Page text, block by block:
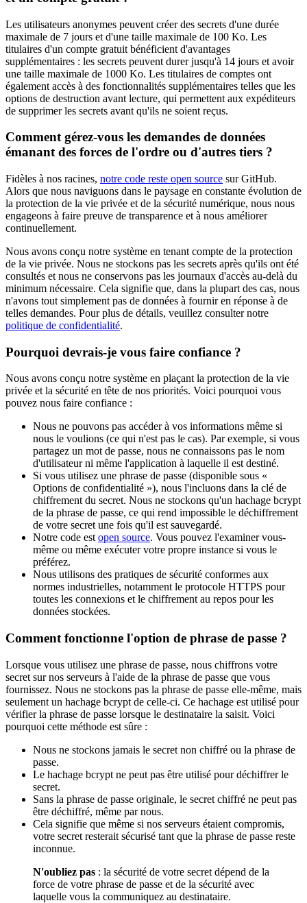
Les utilisateurs anonymes peuvent créer des secrets d'une durée
maximale de 7 jours et d'une taille maximale de 100 Ko. Les
titulaires d'un compte gratuit bénéficient d'avantages
supplémentaires : les secrets peuvent durer jusqu'à 14 jours et avoir
une taille maximale de 1000 Ko. Les titulaires de comptes ont
également accès à des fonctionnalités supplémentaires telles que les
options de destruction avant lecture, qui permettent aux expéditeurs
de supprimer les secrets avant qu'ils ne soient reçus.
Comment gérez-vous les demandes de données
émanant des forces de l'ordre ou d'autres tiers ?
Fidèles à nos racines, notre code reste open source sur GitHub.
Alors que nous naviguons dans le paysage en constante évolution de
la protection de la vie privée et de la sécurité numérique, nous nous
engageons à faire preuve de transparence et à nous améliorer
continuellement.
Nous avons conçu notre système en tenant compte de la protection
de la vie privée. Nous ne stockons pas les secrets après qu'ils ont été
consultés et nous ne conservons pas les journaux d'accès au-delà du
minimum nécessaire. Cela signifie que, dans la plupart des cas, nous
n'avons tout simplement pas de données à fournir en réponse à de
telles demandes. Pour plus de détails, veuillez consulter notre
politique de confidentialité.
Pourquoi devrais-je vous faire confiance ?
Nous avons conçu notre système en plaçant la protection de la vie
privée et la sécurité en tête de nos priorités. Voici pourquoi vous
pouvez nous faire confiance :
Nous ne pouvons pas accéder à vos informations même si
nous le voulions (ce qui n'est pas le cas). Par exemple, si vous
partagez un mot de passe, nous ne connaissons pas le nom
d'utilisateur ni même l'application à laquelle il est destiné.
Si vous utilisez une phrase de passe (disponible sous «
Options de confidentialité »), nous l'incluons dans la clé de
chiffrement du secret. Nous ne stockons qu'un hachage bcrypt
de la phrase de passe, ce qui rend impossible le déchiffrement
de votre secret une fois qu'il est sauvegardé.
Notre code estopen source. Vous pouvez l'examiner vous-
même ou même exécuter votre propre instance si vous le
préférez.
Nous utilisons des pratiques de sécurité conformes aux
normes industrielles, notamment le protocole HTTPS pour
toutes les connexions et le chiffrement au repos pour les
données stockées.
Comment fonctionne l'option de phrase de passe ?
Lorsque vous utilisez une phrase de passe, nous chiffrons votre
secret sur nos serveurs à l'aide de la phrase de passe que vous
fournissez. Nous ne stockons pas la phrase de passe elle-même, mais
seulement un hachage bcrypt de celle-ci. Ce hachage est utilisé pour
vérifier la phrase de passe lorsque le destinataire la saisit. Voici
pourquoi cette méthode est sûre :
Nous ne stockons jamais le secret non chiffré ou la phrase de
passe.
Le hachage bcrypt ne peut pas être utilisé pour déchiffrer le
secret.
Sans la phrase de passe originale, le secret chiffré ne peut pas
être déchiffré, même par nous.
Cela signifie que même si nos serveurs étaient compromis,
votre secret resterait sécurisé tant que la phrase de passe reste
inconnue.
N'oubliez pas : la sécurité de votre secret dépend de la
force de votre phrase de passe et de la sécurité avec
laquelle vous la communiquez au destinataire.